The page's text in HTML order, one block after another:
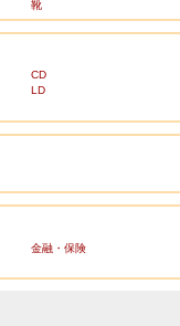
靴
CD
LD
金融・保険